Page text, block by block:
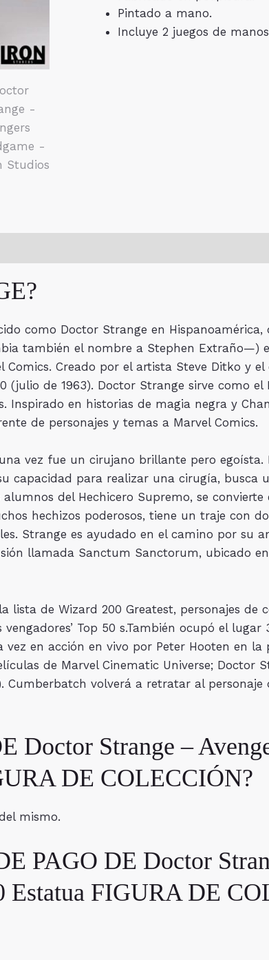
Pintado a mano.
Incluye 2 juegos de
como Doctor Strange en
también el nombre a Stephen Extraño—)
Creado por el artista Steve Ditko y
(julio de 1963). Doctor Strange sirve como
Inspirado en historias de magia negra y
de personajes y temas a Marvel Comics.
vez fue un cirujano brillante pero
capacidad para realizar una cirugía, busca
del Hechicero Supremo, se
hechizos poderosos, tiene un traje con
Strange es ayudado en el camino por su
llamada Sanctum Sanctorum, ubicado
lista de Wizard 200 Greatest, personajes
Top 50 s.​También ocupó el
en acción en vivo por Peter Hooten en la
de Marvel Cinematic Universe; Doctor
Cumberbatch volverá a retratar al
Doctor Strange –
DE COLECCIÓN?
mismo.
PAGO DE Doctor
Estatua FIGURA DE